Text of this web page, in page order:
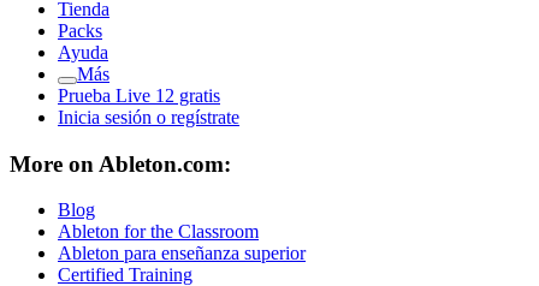
Tienda
Packs
Ayuda
Más
Prueba Live 12 gratis
Inicia sesión o regístrate
More on Ableton.com:
Blog
Ableton for the Classroom
Ableton para enseñanza superior
Certified Training